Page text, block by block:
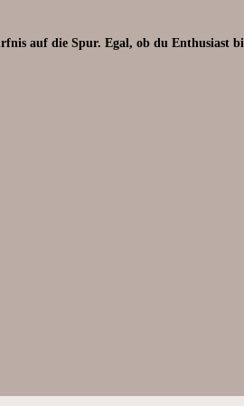
auf die Spur. Egal, ob du Enthusiast